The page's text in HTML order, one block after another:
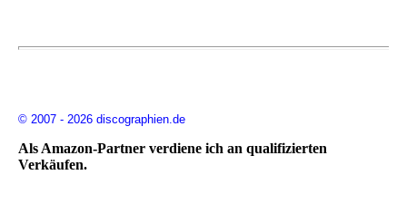
© 2007 - 2026 discographien.de
Als Amazon-Partner verdiene ich an qualifizierten
Verkäufen.